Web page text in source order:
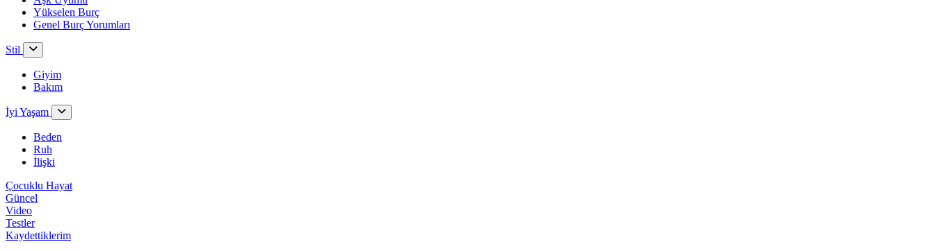
Yükselen Burç
Genel Burç Yorumları
Stil
Giyim
Bakım
İyi Yaşam
Beden
Ruh
İlişki
Çocuklu Hayat
Güncel
Video
Testler
Kaydettiklerim